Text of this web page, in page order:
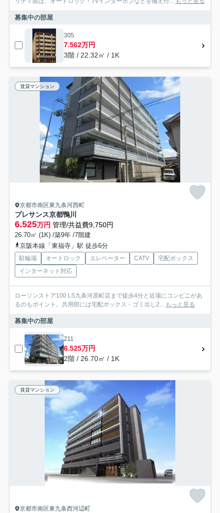
募集中の部屋
305
7.562万円
3階 / 22.32㎡ / 1K
賃貸マンション
京都市南区東九条河西町
プレサンス京都鴨川
6.525万円 管理/共益費9,750円
26.70㎡ (1K) /築9年 /7階建
京阪本線「東福寺」駅 徒歩6分
駐輪場 オートロック エレベーター CATV
宅配ボックス
インターネット対応
ローソンストア100 LS九条河原町店まで徒歩4分と近場にコンビニがあ
るのもポイント。共用部には宅配ボックス・ゴミ出し2...
もっと見る
募集中の部屋
211
6.525万円
2階 / 26.70㎡ / 1K
賃貸マンション
京都市南区東九条西河辺町